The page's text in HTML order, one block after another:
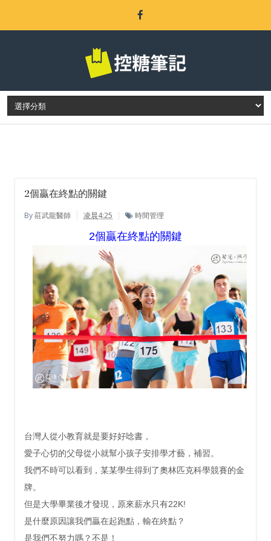
LATEST POST
2個贏在終點的關鍵
By莊武龍醫師 凌晨4:25 時間管理
2個贏在終點的關鍵
台灣人從小教育就是要好好唸書，
愛子心切的父母從小就幫小孩子安排學才藝，補習。
我們不時可以看到，某某學生得到了奧林匹克科學競賽的金
牌。
但是大學畢業後才發現，原來薪水只有22K!
是什麼原因讓我們贏在起跑點，輸在終點？
是我們不努力嗎？不是！